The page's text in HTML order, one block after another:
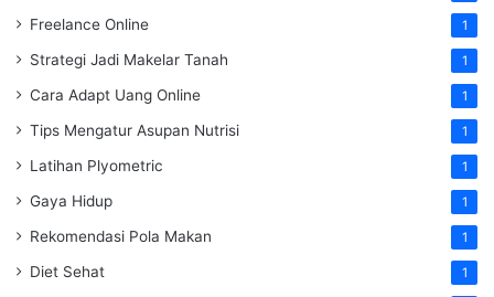
Freelance Online 1
Strategi Jadi Makelar Tanah 1
Cara Adapt Uang Online 1
Tips Mengatur Asupan Nutrisi 1
Latihan Plyometric 1
Gaya Hidup 1
Rekomendasi Pola Makan 1
Diet Sehat 1